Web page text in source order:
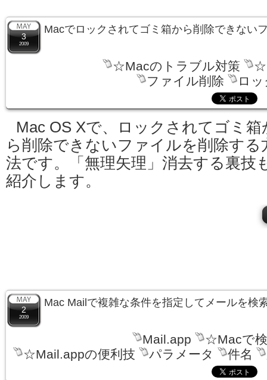
3
2009
Macでロックされてゴミ箱から削除できない
☆Macのトラブル対策
ファイル削除
ロ
Mac OS Xで、ロックされてゴミ箱
ら削除できないファイルを削除する
法です。「無理矢理」消去する裏技
紹介します。
2
2009
Mac Mailで複雑な条件を指定してメールを検
Mail.app
☆Macで
☆Mail.appの便利技
パラメータ 件名